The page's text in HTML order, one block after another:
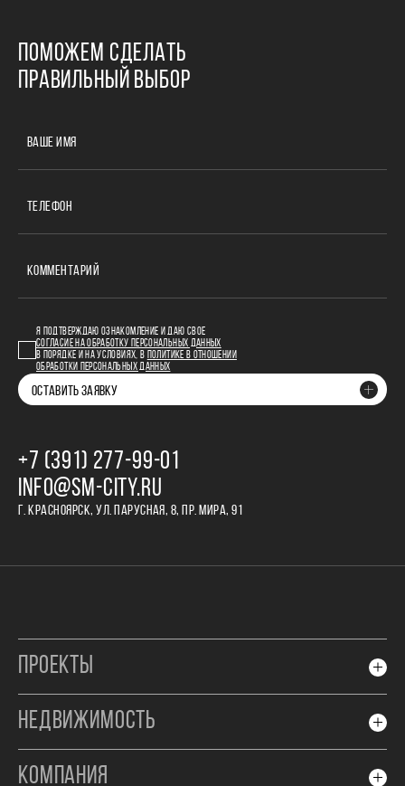
ПОМОЖЕМ СДЕЛАТЬ
ПРАВИЛЬНЫЙ ВЫБОР
ВАШЕ ИМЯ
ТЕЛЕФОН
КОММЕНТАРИЙ
Я ПОДТВЕРЖДАЮ ОЗНАКОМЛЕНИЕ И ДАЮ СВОЕ
СОГЛАСИЕ НА ОБРАБОТКУ ПЕРСОНАЛЬНЫХ ДАННЫХ
В ПОРЯДКЕ И НА УСЛОВИЯХ, В
ПОЛИТИКЕ В ОТНОШЕНИИ
ОБРАБОТКИ ПЕРСОНАЛЬНЫХ ДАННЫХ
ОСТАВИТЬ ЗАЯВКУ
+7 (391) 277‒99‒01
INFO@SM-CITY.RU
Г. КРАСНОЯРСК, УЛ. ПАРУСНАЯ, 8, ПР. МИРА, 91
ПРОЕКТЫ
НЕДВИЖИМОСТЬ
КОМПАНИЯ